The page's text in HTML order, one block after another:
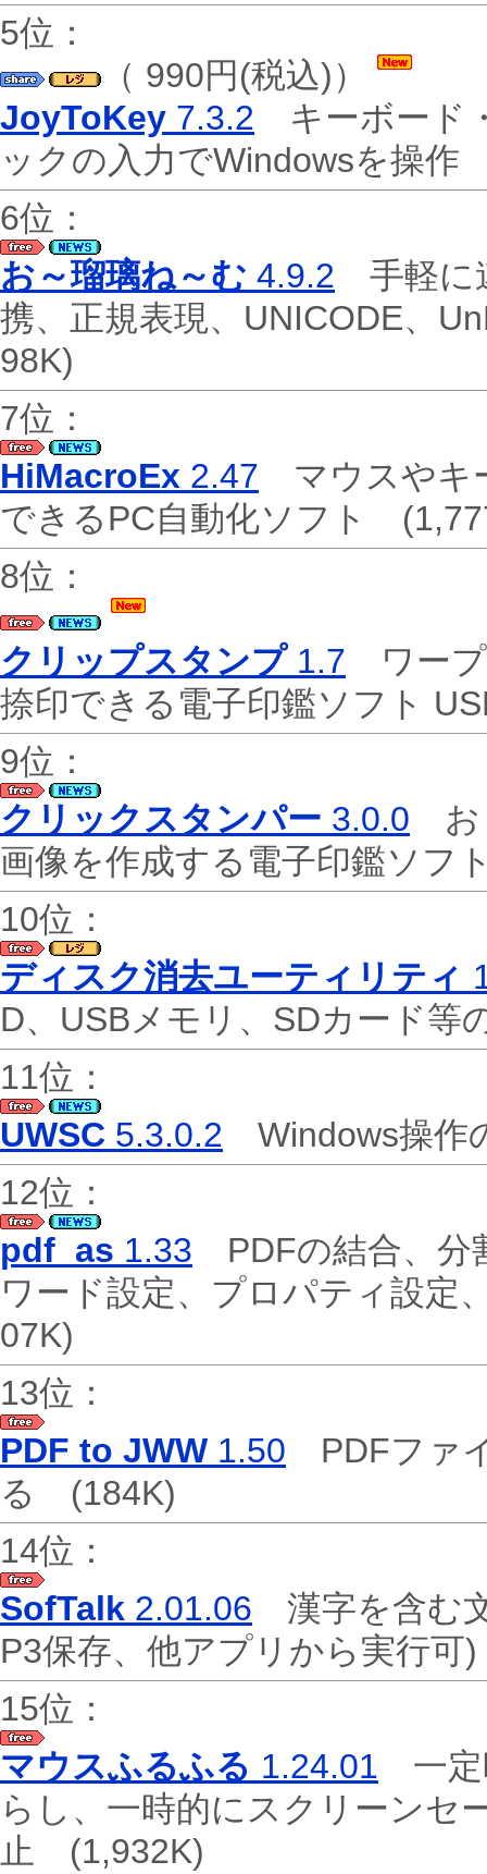
5位：
（ 990円(税込)）
JoyToKey 7.3.2 キーボード
ックの入力でWindowsを操
6位：
お～瑠璃ね～む 4.9.2 手軽に
携、正規表現、UNICODE、
98K)
7位：
HiMacroEx 2.47 マウスやキ
できるPC自動化ソフト
8位：
クリップスタンプ1.7 ワープ
捺印できる電子印鑑ソフト
9位：
クリックスタンパー 3.0.0 お
画像を作成する電子印鑑ソ
10位：
ディスク消去ユーティリティ
D、USBメモリ、SDカード
11位：
UWSC 5.3.0.2 Windows操
12位：
pdf_as 1.33 PDFの結合、分
ワード設定、プロパティ設
07K)
13位：
PDF to JWW 1.50 PDFファ
る (184K)
14位：
SofTalk 2.01.06 漢字を含む
P3保存、他アプリから実行
15位：
マウスふるふる 1.24.01 一定
らし、一時的にスクリーンセ
止 (1,932K)